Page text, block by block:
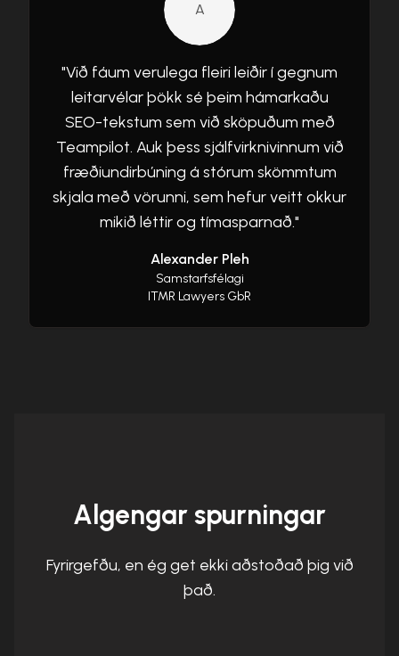
A
"Við fáum verulega fleiri leiðir í gegnum
leitarvélar þökk sé þeim hámarkaðu
SEO-tekstum sem við sköpuðum með
Teampilot. Auk þess sjálfvirknivinnum við
fræðiundirbúning á stórum skömmtum
skjala með vörunni, sem hefur veitt okkur
mikið léttir og tímasparnað."
Alexander Pleh
Samstarfsfélagi
ITMR Lawyers GbR
Algengar spurningar
Fyrirgefðu, en ég get ekki aðstoðað þig við
það.